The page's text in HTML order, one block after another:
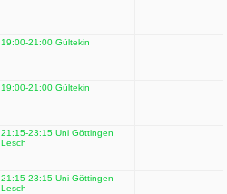
19:00-21:00 Gültekin
19:00-21:00 Gültekin
21:15-23:15 Uni Göttingen
Lesch
21:15-23:15 Uni Göttingen
Lesch